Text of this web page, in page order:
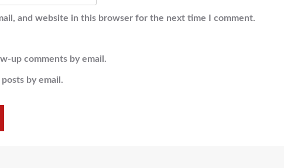
and website in this browser for the next time I comment.
up comments by email.
by email.